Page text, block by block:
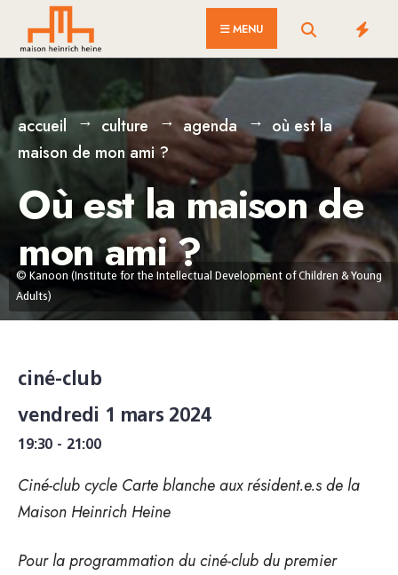
content
MENU
© Kanoon (Institute for the Intellectual Development of Children & Young
Adults)
accueil culture agenda
où est la
maison de mon ami ?
Où est la maison de
mon ami ?
ciné-club
vendredi 1 mars 2024
19:30 - 21:00
Ciné-club cycle Carte blanche aux résident.e.s de la
Maison Heinrich Heine
Pour la programmation du ciné-club du premier